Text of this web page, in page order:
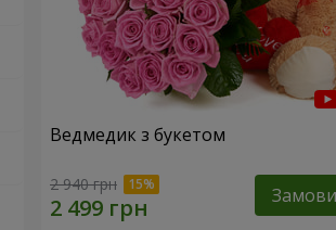
Ведмедик з букетом
2 940 грн